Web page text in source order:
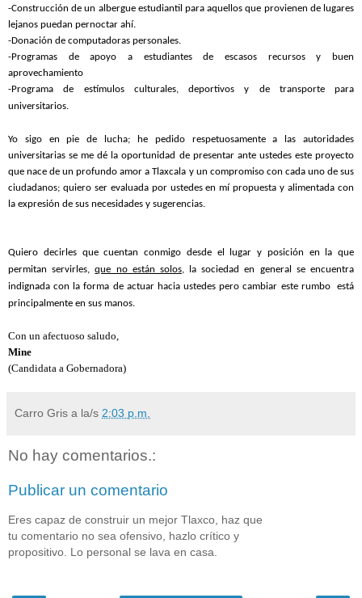
-Construcción de un albergue estudiantil para aquellos que provienen de lugares
lejanos puedan pernoctar ahí.
-Donación de computadoras personales.
-Programas de apoyo a estudiantes de escasos recursos y buen
aprovechamiento
-Programa de estímulos culturales, deportivos y de transporte para
universitarios.
Yo sigo en pie de lucha; he pedido respetuosamente a las autoridades
universitarias se me dé la oportunidad de presentar ante ustedes este proyecto
que nace de un profundo amor a Tlaxcala y un compromiso con cada uno de sus
ciudadanos; quiero ser evaluada por ustedes en mí propuesta y alimentada con
la expresión de sus necesidades y sugerencias.
Quiero decirles que cuentan conmigo desde el lugar y posición en la que
permitan servirles,que no están solos, la sociedad en general se encuentra
indignada con la forma de actuar hacia ustedes pero cambiar este rumbo está
principalmente en sus manos.
Con un afectuoso saludo,
Mine
(Candidata a Gobernadora)
Carro Gris a la/s 2:03 p.m.
No hay comentarios.:
Publicar un comentario
Eres capaz de construir un mejor Tlaxco, haz que
tu comentario no sea ofensivo, hazlo crítico y
propositivo. Lo personal se lava en casa.